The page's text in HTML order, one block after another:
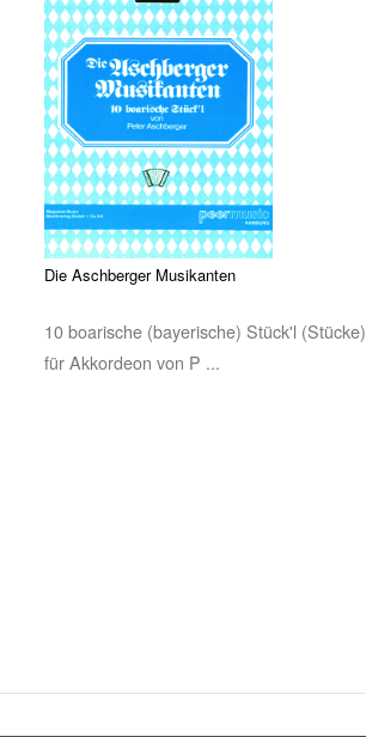
Die Aschberger Musikanten
10 boarische (bayerische) Stück'l (Stücke)
für Akkordeon von P ...